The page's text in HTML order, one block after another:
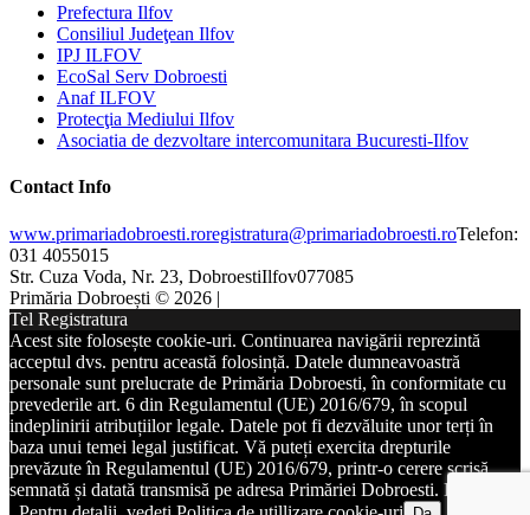
Prefectura Ilfov
Consiliul Judeţean Ilfov
IPJ ILFOV
EcoSal Serv Dobroesti
Anaf ILFOV
Protecţia Mediului Ilfov
Asociatia de dezvoltare intercomunitara Bucuresti-Ilfov
Contact Info
www.primariadobroesti.roregistratura@primariadobroesti.roTelefon:
031 4055015
Str. Cuza Voda, Nr. 23, DobroestiIlfov077085
Primăria Dobroești © 2026 |
Tel Registratura
Acest site folosește cookie-uri. Continuarea navigării reprezintă
acceptul dvs. pentru această folosință. Datele dumneavoastră
personale sunt prelucrate de Primăria Dobroesti, în conformitate cu
prevederile art. 6 din Regulamentul (UE) 2016/679, în scopul
indeplinirii atribuțiilor legale. Datele pot fi dezvăluite unor terți în
baza unui temei legal justificat. Vă puteți exercita drepturile
prevăzute în Regulamentul (UE) 2016/679, printr-o cerere scrisă,
semnată și datată transmisă pe adresa Primăriei Dobroesti. DETALII